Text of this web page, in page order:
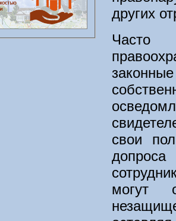
других
свои
могут